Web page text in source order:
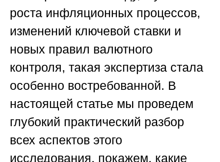
роста инфляционных процессов,
изменений ключевой ставки и
новых правил валютного
контроля, такая экспертиза стала
особенно востребованной. В
настоящей статье мы проведем
глубокий практический разбор
всех аспектов этого
исследования, покажем, какие